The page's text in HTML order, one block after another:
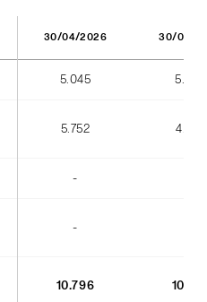
30/04/2026 30/04/
5.045 5.973
5.752 4.812
-
-
10.796